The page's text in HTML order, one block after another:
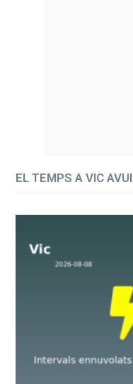
EL TEMPS A VIC AVUI